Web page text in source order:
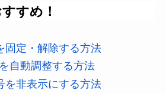
すめ！
固定・解除する方法
自動調整する方法
を非表示にする方法